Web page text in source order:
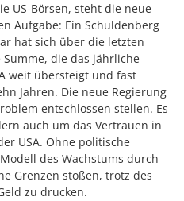
US-Börsen, steht die neue
Aufgabe: Ein Schuldenberg
hat sich über die letzten
die das jährliche
weit übersteigt und fast
Jahren. Die neue Regierung
entschlossen stellen. Es
auch um das Vertrauen in
USA. Ohne politische
des Wachstums durch
Grenzen stoßen, trotz des
zu drucken.